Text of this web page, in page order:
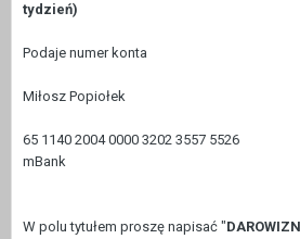
tydzień)
Podaje numer konta
Miłosz Popiołek
65 1140 2004 0000 3202 3557 5526
mBank
W polu tytułem proszę napisać "